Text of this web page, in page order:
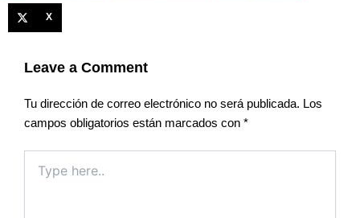
X
Leave a Comment
Tu dirección de correo electrónico no será publicada. Los
campos obligatorios están marcados con *
here..